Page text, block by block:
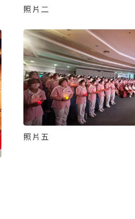
照片二
照片五